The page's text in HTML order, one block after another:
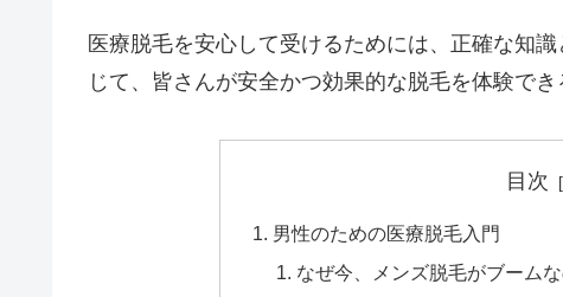
医療脱毛を安心して受けるためには、正確な知
じて、皆さんが安全かつ効果的な脱毛を体験でき
目次
男性のための医療脱毛入門
なぜ今、メンズ脱毛がブームな